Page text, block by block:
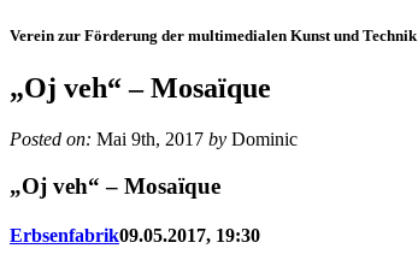
Verein zur Förderung der multimedialen Kunst und Technik
„Oj veh“ – Mosaïque
Posted on: Mai 9th, 2017 by Dominic
„Oj veh“ – Mosaïque
Erbsenfabrik09.05.2017, 19:30